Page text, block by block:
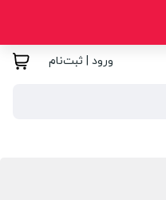
ورود | ثبت‌نام